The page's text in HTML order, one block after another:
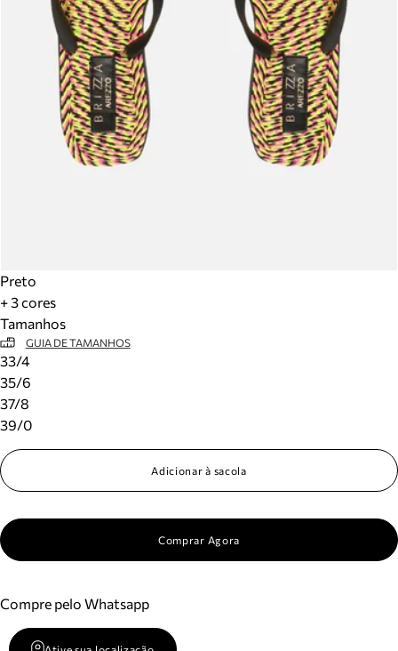
Preto
+ 3 cores
Tamanhos
GUIA DE TAMANHOS
33/4
35/6
37/8
39/0
Adicionar à sacola
Comprar Agora
Compre pelo Whatsapp